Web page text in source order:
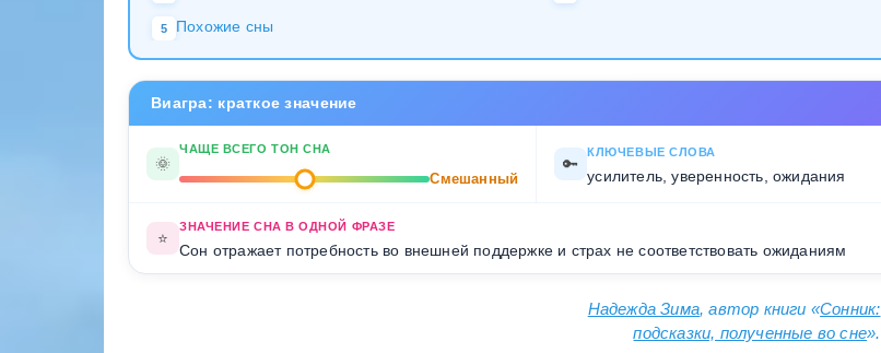
5 Похожие сны
Виагра: краткое значение
🌞
ЧАЩЕ ВСЕГО ТОН СНА
Смешанный
🔑
КЛЮЧЕВЫЕ СЛОВА
усилитель, уверенность, ожидания
⭐
ЗНАЧЕНИЕ СНА В ОДНОЙ ФРАЗЕ
Сон отражает потребность во внешней поддержке и страх не соответствовать ожиданиям
Надежда Зима, автор книги «Сонник:
подсказки, полученные во сне».